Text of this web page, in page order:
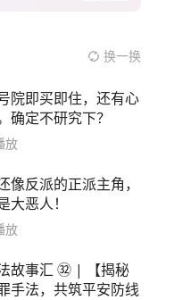
换一换
院即买即住，还有心
确定不研究下？
放
像反派的正派主角，
大恶人！
放
故事汇 ㉜ | 【揭秘
手法，共筑平安防线